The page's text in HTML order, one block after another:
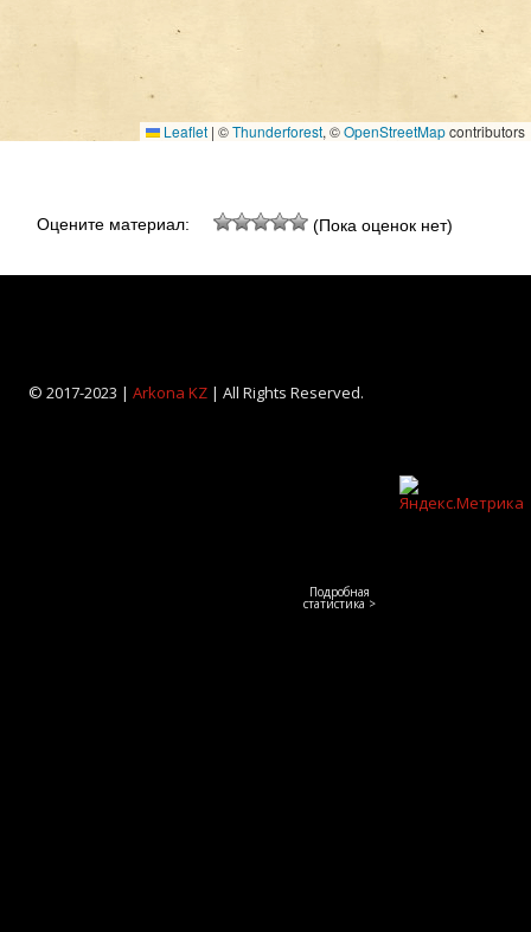
Leaflet | ©Thunderforest, ©OpenStreetMapcontributors
Оцените материал: (Пока оценок нет)
© 2017-2023 | Arkona KZ| All Rights Reserved.
Подробная
статистика >